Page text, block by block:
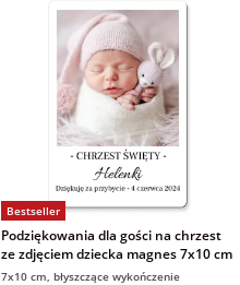
Bestseller
Podziękowania dla gości na chrzest
ze zdjęciem dziecka magnes 7x10 cm
7x10 cm, błyszczące wykończenie